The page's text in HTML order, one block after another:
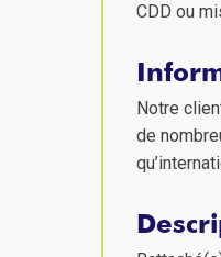
CDD ou
Notre
de